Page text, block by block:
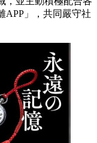
APP」，共同嚴守社